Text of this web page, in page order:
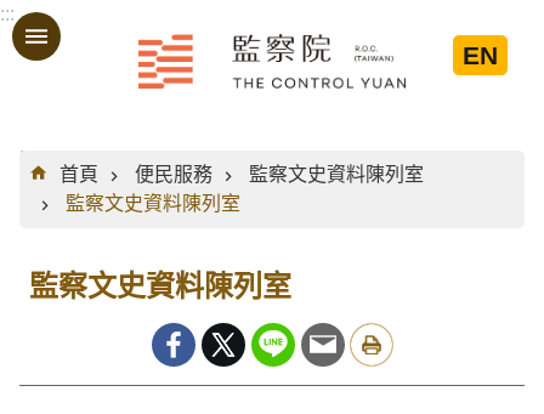
跳到主要內容區塊
:::
EN
:::
首頁
便民服務
監察文史資料陳列室
監察文史資料陳列室
監察文史資料陳列室